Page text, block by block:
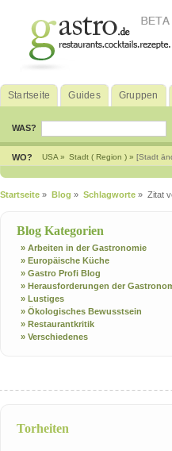
Startseite Guides Gruppen
WAS?
WO? USA » Stadt ( Region ) » [Stadt
Startseite » Blog » Schlagworte » Zitat
Blog Kategorien
» Arbeiten in der Gastronomie
» Europäische Küche
» Gastro Profi Blog
» Herausforderungen der
» Lustiges
» Ökologisches Bewusstsein
» Restaurantkritik
» Verschiedenes
Torheiten